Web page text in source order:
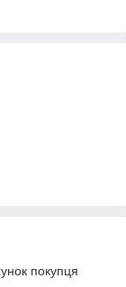
покупця